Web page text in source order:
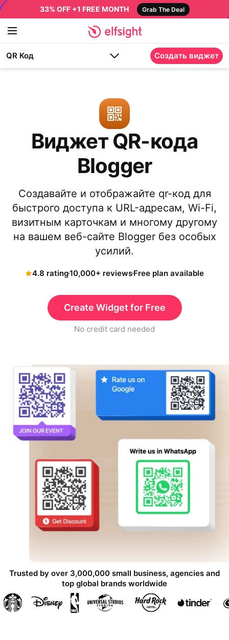
33% OFF +1 FREE MONTH Grab The Deal
QR Код Создать виджет
Виджет QR-кода
Blogger
Создавайте и отображайте qr-код для
быстрого доступа к URL-адресам, Wi-Fi,
визитным карточкам и многому другому
на вашем веб-сайте Blogger без особых
усилий.
4.8 rating10,000+ reviewsFree plan available
Create Widget for Free
No credit card needed
Trusted by over 3,000,000 small business, agencies and
top global brands worldwide